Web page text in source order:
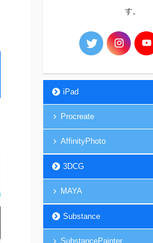
す。
iPad
Procreate
AffinityPhoto
3DCG
MAYA
Substance
SubstancePainter